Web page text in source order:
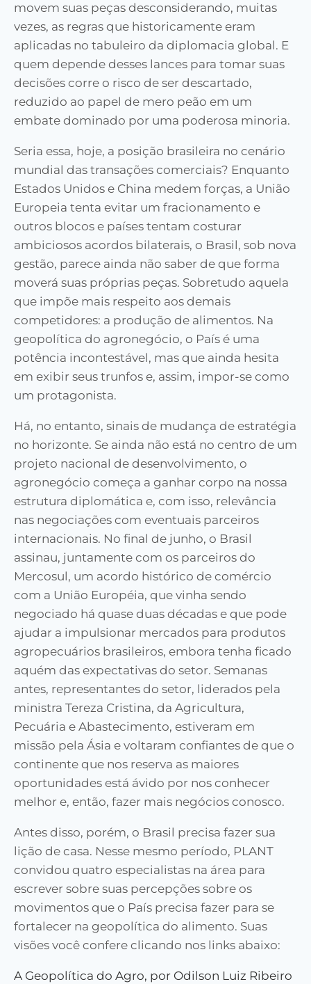
movem suas peças desconsiderando, muitas
vezes, as regras que historicamente eram
aplicadas no tabuleiro da diplomacia global. E
quem depende desses lances para tomar suas
decisões corre o risco de ser descartado,
reduzido ao papel de mero peão em um
embate dominado por uma poderosa minoria.
Seria essa, hoje, a posição brasileira no cenário
mundial das transações comerciais? Enquanto
Estados Unidos e China medem forças, a União
Europeia tenta evitar um fracionamento e
outros blocos e países tentam costurar
ambiciosos acordos bilaterais, o Brasil, sob nova
gestão, parece ainda não saber de que forma
moverá suas próprias peças. Sobretudo aquela
que impõe mais respeito aos demais
competidores: a produção de alimentos. Na
geopolítica do agronegócio, o País é uma
potência incontestável, mas que ainda hesita
em exibir seus trunfos e, assim, impor-se como
um protagonista.
Há, no entanto, sinais de mudança de estratégia
no horizonte. Se ainda não está no centro de um
projeto nacional de desenvolvimento, o
agronegócio começa a ganhar corpo na nossa
estrutura diplomática e, com isso, relevância
nas negociações com eventuais parceiros
internacionais. No final de junho, o Brasil
assinau, juntamente com os parceiros do
Mercosul, um acordo histórico de comércio
com a União Européia, que vinha sendo
negociado há quase duas décadas e que pode
ajudar a impulsionar mercados para produtos
agropecuários brasileiros, embora tenha ficado
aquém das expectativas do setor. Semanas
antes, representantes do setor, liderados pela
ministra Tereza Cristina, da Agricultura,
Pecuária e Abastecimento, estiveram em
missão pela Ásia e voltaram confiantes de que o
continente que nos reserva as maiores
oportunidades está ávido por nos conhecer
melhor e, então, fazer mais negócios conosco.
Antes disso, porém, o Brasil precisa fazer sua
lição de casa. Nesse mesmo período, PLANT
convidou quatro especialistas na área para
escrever sobre suas percepções sobre os
movimentos que o País precisa fazer para se
fortalecer na geopolítica do alimento. Suas
visões você confere clicando nos links abaixo:
A Geopolítica do Agro, por Odilson Luiz Ribeiro